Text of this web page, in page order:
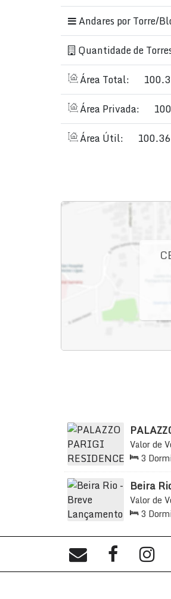
Andares por Torre/
Quantidade de
Área Total:
Área Privada:
Área Útil:
Valor de
Praia,
3
111.00m²
202 m²
Beira
Valor de
Meia
3
Útil:100